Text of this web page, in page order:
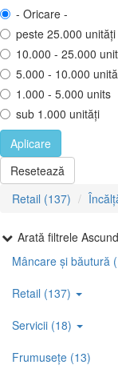
- Oricare -
peste 25.000 unități
10.000 - 25.000
5.000 - 10.000
1.000 - 5.000 units
sub 1.000 unități
Aplicare
Resetează
Retail (137)
Arată filtrele
Mâncare și băutură
Retail (137)
Servicii (18)
Frumusețe (13)